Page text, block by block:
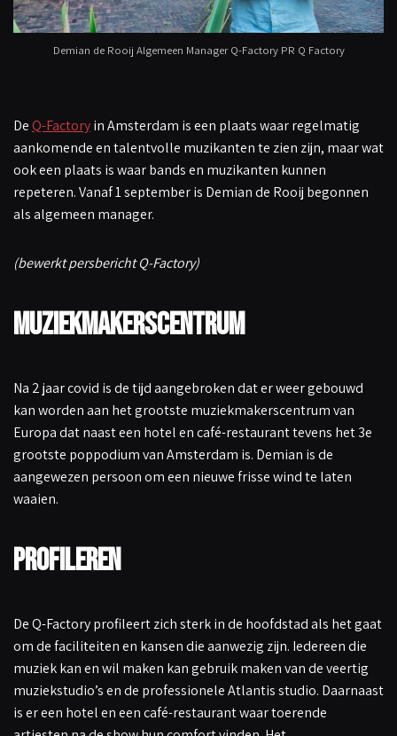
Demian de Rooij Algemeen Manager Q-Factory PR Q Factory
DeQ-Factoryin Amsterdam is een plaats waar regelmatig
aankomende en talentvolle muzikanten te zien zijn, maar wat
ook een plaats is waar bands en muzikanten kunnen
repeteren. Vanaf 1 september is Demian de Rooij begonnen
als algemeen manager.
(bewerkt persbericht Q-Factory)
Muziekmakerscentrum
Na 2 jaar covid is de tijd aangebroken dat er weer gebouwd
kan worden aan het grootste muziekmakerscentrum van
Europa dat naast een hotel en café-restaurant tevens het 3e
grootste poppodium van Amsterdam is. Demian is de
aangewezen persoon om een nieuwe frisse wind te laten
waaien.
Profileren
De Q-Factory profileert zich sterk in de hoofdstad als het gaat
om de faciliteiten en kansen die aanwezig zijn. Iedereen die
muziek kan en wil maken kan gebruik maken van de veertig
muziekstudio’s en de professionele Atlantis studio. Daarnaast
is er een hotel en een café-restaurant waar toerende